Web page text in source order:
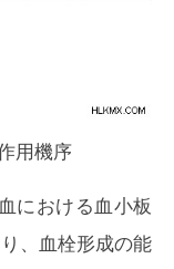
用機序
における血小板
、血栓形成の能